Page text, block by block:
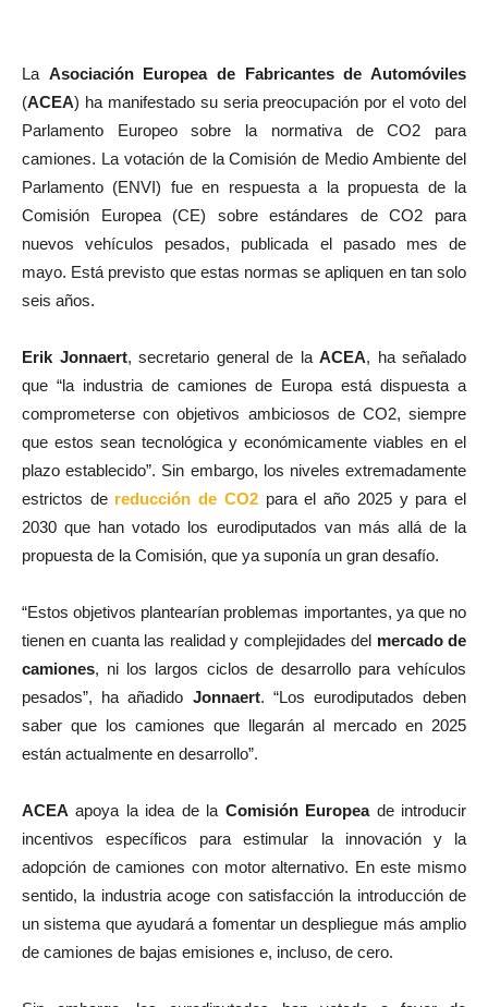
La Asociación Europea de Fabricantes de Automóviles
(ACEA) ha manifestado su seria preocupación por el voto del
Parlamento Europeo sobre la normativa de CO2 para
camiones. La votación de la Comisión de Medio Ambiente del
Parlamento (ENVI) fue en respuesta a la propuesta de la
Comisión Europea (CE) sobre estándares de CO2 para
nuevos vehículos pesados, publicada el pasado mes de
mayo. Está previsto que estas normas se apliquen en tan solo
seis años.
Erik Jonnaert, secretario general de la ACEA, ha señalado
que “la industria de camiones de Europa está dispuesta a
comprometerse con objetivos ambiciosos de CO2, siempre
que estos sean tecnológica y económicamente viables en el
plazo establecido”. Sin embargo, los niveles extremadamente
estrictos de reducción de CO2para el año 2025 y para el
2030 que han votado los eurodiputados van más allá de la
propuesta de la Comisión, que ya suponía un gran desafío.
“Estos objetivos plantearían problemas importantes, ya que no
tienen en cuanta las realidad y complejidades del mercado de
camiones, ni los largos ciclos de desarrollo para vehículos
pesados”, ha añadido Jonnaert. “Los eurodiputados deben
saber que los camiones que llegarán al mercado en 2025
están actualmente en desarrollo”.
ACEA apoya la idea de la Comisión Europeade introducir
incentivos específicos para estimular la innovación y la
adopción de camiones con motor alternativo. En este mismo
sentido, la industria acoge con satisfacción la introducción de
un sistema que ayudará a fomentar un despliegue más amplio
de camiones de bajas emisiones e, incluso, de cero.